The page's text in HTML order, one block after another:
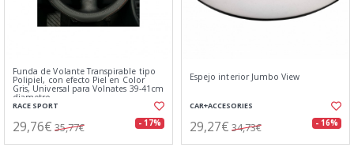
Funda de Volante Transpirable tipo
Polipiel, con efecto Piel en Color
Gris, Universal para Volnates 39-41cm
diametro
RACE SPORT
29,76€ 35,77€ - 17%
Espejo interior Jumbo View
CAR+ACCESORIES
29,27€ 34,73€ - 16%